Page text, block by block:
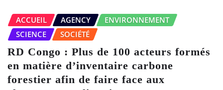
ACCUEIL AGENCY
ENVIRONNEMENT
SCIENCE
SOCIÉTÉ
RD Congo : Plus de 100 acteurs formés
en matière d’inventaire carbone
forestier afin de faire face aux